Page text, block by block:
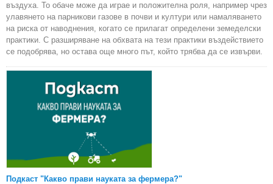
въздуха. То обаче може да играе и положителна роля, например чрез
улавянето на парникови газове в почви и култури или намаляването
на риска от наводнения, когато се прилагат определени земеделски
практики. С разширяване на обхвата на тези практики въздействието
се подобрява, но остава още много път, който трябва да се извърви.
Подкаст "Какво прави науката за фермера?"